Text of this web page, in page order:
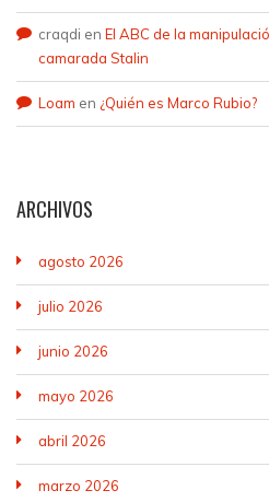
craqdi en El ABC de la
camarada Stalin
Loam en ¿Quién es Marco Rubio?
ARCHIVOS
agosto 2026
julio 2026
junio 2026
mayo 2026
abril 2026
marzo 2026